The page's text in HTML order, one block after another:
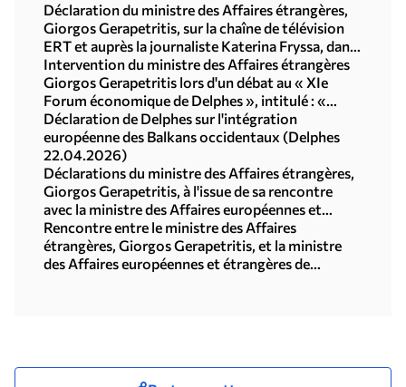
Déclaration du ministre des Affaires étrangères,
Giorgos Gerapetritis, sur la chaîne de télévision
ERT et auprès la journaliste Katerina Fryssa, dans
le cadre de sa participation à la réunion
ministérielle du « Groupe des amis des Balkans
occidentaux » (Bratislava, 12 mai 2026)
Intervention du ministre des Affaires étrangères
Giorgos Gerapetritis lors d'un débat au « XIe
Forum économique de Delphes », intitulé : «
L'élargissement de l'UE – Les Balkans
occidentaux » (22 avril 2026)
Déclaration de Delphes sur l'intégration
européenne des Balkans occidentaux (Delphes
22.04.2026)
Déclarations du ministre des Affaires étrangères,
Giorgos Gerapetritis, à l'issue de sa rencontre
avec la ministre des Affaires européennes et
étrangères de l'Albanie, Elisa Spiropali (Athènes,
16 décembre 2025)
Rencontre entre le ministre des Affaires
étrangères, Giorgos Gerapetritis, et la ministre
des Affaires européennes et étrangères de